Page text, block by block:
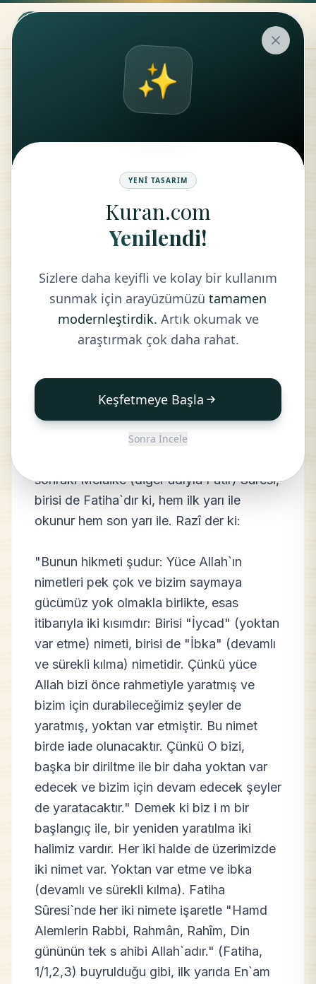
LISTEYE DÖN
SEBE`
1-Kur`ân`da hamd ile başlayan beş sûre
vardır. İkisi ilk yarısında, En`am ile Kehf;
sonraki Melaike (diğer adıyla Fâtır) Sûresi,
birisi de Fatiha`dır ki, hem ilk yarı ile
okunur hem son yarı ile. Razî der ki:
"Bunun hikmeti şudur: Yüce Allah`ın
nimetleri pek çok ve bizim saymaya
gücümüz yok olmakla birlikte, esas
itibarıyla iki kısımdır: Birisi "İycad" (yoktan
var etme) nimeti, birisi de "İbka" (devamlı
ve sürekli kılma) nimetidir. Çünkü yüce
Allah bizi önce rahmetiyle yaratmış ve
bizim için durabileceğimiz şeyler de
yaratmış, yoktan var etmiştir. Bu nimet
birde iade olunacaktır. Çünkü O bizi,
başka bir diriltme ile bir daha yoktan var
edecek ve bizim için devam edecek şeyler
de yaratacaktır." Demek ki biz i m bir
başlangıç ile, bir yeniden yaratılma iki
halimiz vardır. Her iki halde de üzerimizde
iki nimet var. Yoktan var etme ve ibka
(devamlı ve sürekli kılma). Fatiha
Sûresi`nde her iki nimete işaretle "Hamd
Alemlerin Rabbi, Rahmân, Rahîm, Din
gününün tek s ahibi Allah`adır." (Fatiha,
1/1,2,3) buyrulduğu gibi, ilk yarıda En`am
✨
YENI TASARIM
Kuran.com
Yenilendi!
Sizlere daha keyifli ve kolay bir kullanım
sunmak için arayüzümüzü tamamen
modernleştirdik. Artık okumak ve
araştırmak çok daha rahat.
Keşfetmeye Başla
Sonra İncele